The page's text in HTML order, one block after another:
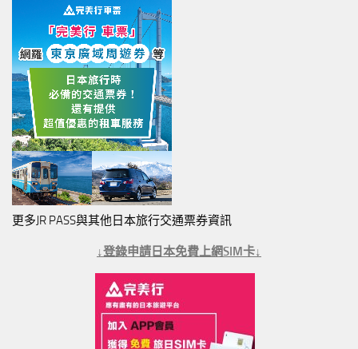
更多JR PASS與其他日本旅行交通票券資訊
↓登錄申請日本免費上網SIM卡↓